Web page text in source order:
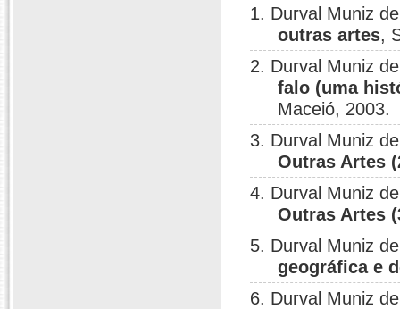
1. Durval Muniz
outras artes,
2. Durval Muniz
falo (uma
Maceió, 2003.
3. Durval Muniz
Outras Artes
4. Durval Muniz
Outras Artes
5. Durval Muniz
geográfica e
6. Durval Muniz